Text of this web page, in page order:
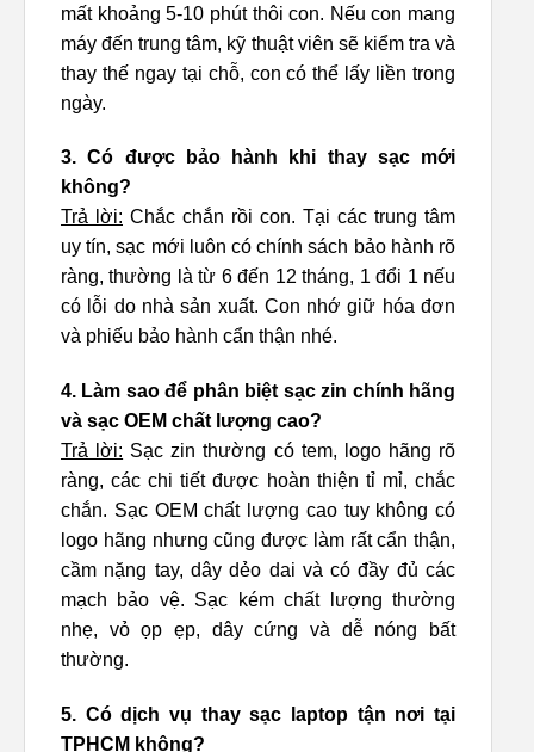
mất khoảng 5-10 phút thôi con. Nếu con mang
máy đến trung tâm, kỹ thuật viên sẽ kiểm tra và
thay thế ngay tại chỗ, con có thể lấy liền trong
ngày.
3. Có được bảo hành khi thay sạc mới
không?
Trả lời: Chắc chắn rồi con. Tại các trung tâm
uy tín, sạc mới luôn có chính sách bảo hành rõ
ràng, thường là từ 6 đến 12 tháng, 1 đổi 1 nếu
có lỗi do nhà sản xuất. Con nhớ giữ hóa đơn
và phiếu bảo hành cẩn thận nhé.
4. Làm sao để phân biệt sạc zin chính hãng
và sạc OEM chất lượng cao?
Trả lời: Sạc zin thường có tem, logo hãng rõ
ràng, các chi tiết được hoàn thiện tỉ mỉ, chắc
chắn. Sạc OEM chất lượng cao tuy không có
logo hãng nhưng cũng được làm rất cẩn thận,
cầm nặng tay, dây dẻo dai và có đầy đủ các
mạch bảo vệ. Sạc kém chất lượng thường
nhẹ, vỏ ọp ẹp, dây cứng và dễ nóng bất
thường.
5. Có dịch vụ thay sạc laptop tận nơi tại
TPHCM không?